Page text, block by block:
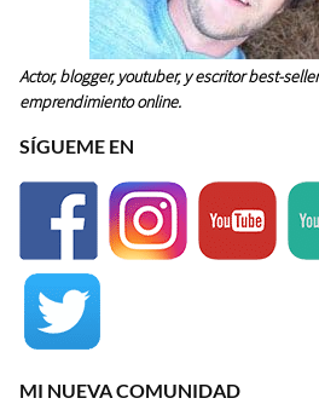
Actor, blogger, youtuber, y escritor best-
emprendimiento online.
SÍGUEME EN
MI NUEVA COMUNIDAD